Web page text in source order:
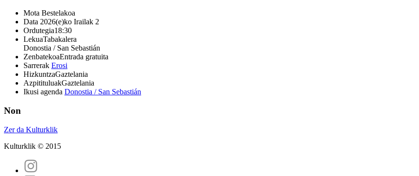
Mota Bestelakoa
Data 2026(e)ko Irailak 2
Ordutegia18:30
LekuaTabakalera
Donostia / San Sebastián
ZenbatekoaEntrada gratuita
Sarrerak Erosi
HizkuntzaGaztelania
AzpitituluakGaztelania
Ikusi agenda Donostia / San Sebastián
Non
Zer da Kulturklik
Kulturklik © 2015